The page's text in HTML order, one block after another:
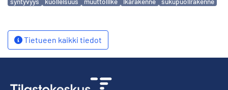
Tietueen kaikki tiedot